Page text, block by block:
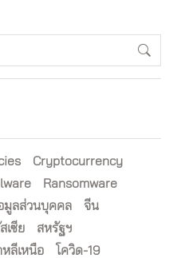
Cryptocurrency
Ransomware
มูลส่วนบุคคล
จีน
เซีย
สหรัฐฯ
หลีเหนือ โควิด-19